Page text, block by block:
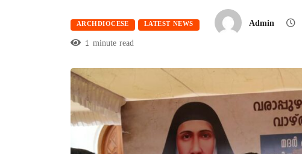
ARCHDIOCESE LATEST NEWS Admin
1 minute read